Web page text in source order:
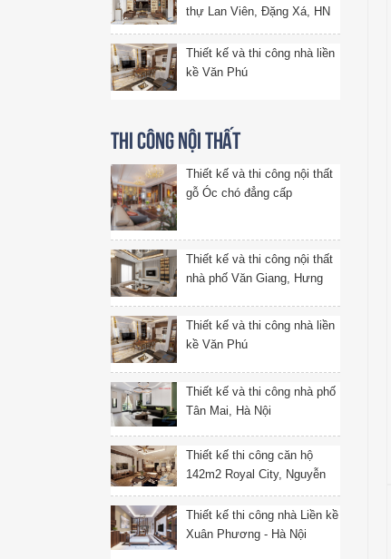
thự Lan Viên, Đặng Xá, HN
Thiết kế và thi công nhà liền
kề Văn Phú
Thi công nội thất
Thiết kế và thi công nội thất
gỗ Óc chó đẳng cấp
Thiết kế và thi công nội thất
nhà phố Văn Giang, Hưng
Thiết kế và thi công nhà liền
kề Văn Phú
Thiết kế và thi công nhà phố
Tân Mai, Hà Nội
Thiết kế thi công căn hộ
142m2 Royal City, Nguyễn
Trãi, Thanh Xuân, Hà Nội
Thiết kế thi công nhà Liền kề
Xuân Phương - Hà Nội